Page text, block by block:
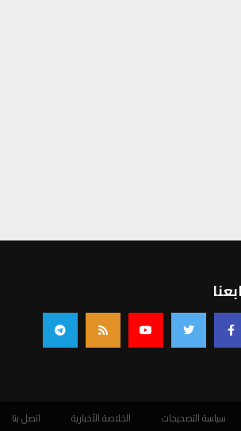
سياسة التصحيحات الخلاصة الأخبارية اتصل بنا